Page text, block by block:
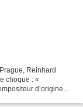
Reinhard
choque : «
d’origine